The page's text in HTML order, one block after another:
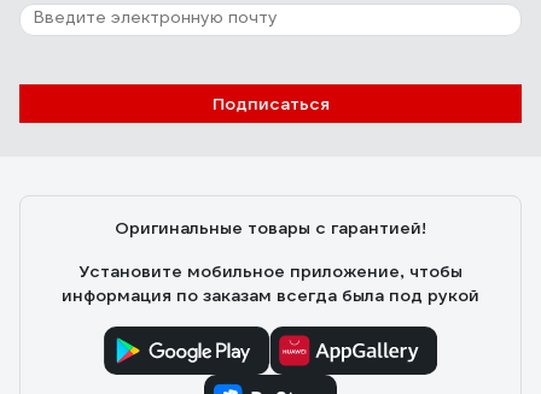
Отзыв о перчатках Jeta Safety JAV-601-L
Подписаться
Оригинальные товары с гарантией!
Установите мобильное приложение, чтобы
информация по заказам всегда была под рукой